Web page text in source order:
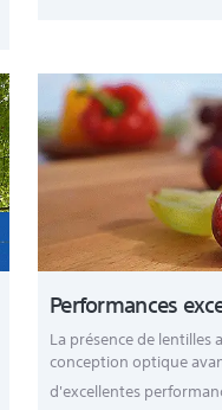
Performances
La présence de
conception optique
d'excellentes